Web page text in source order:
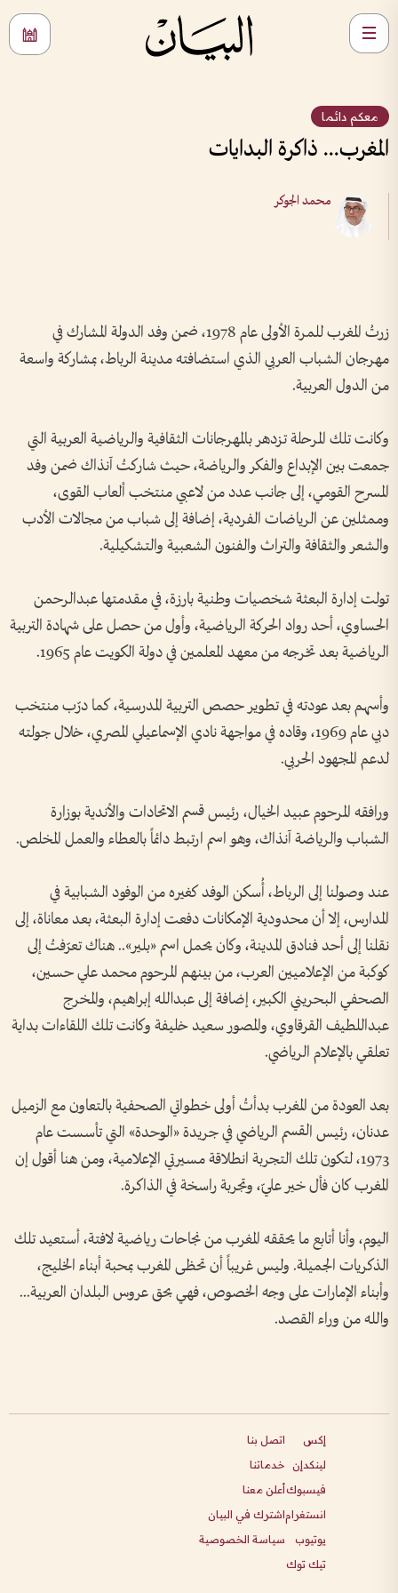
معكم دائما
المغرب... ذاكرة البدايات
محمد الجوكر
زرتُ المغرب للمرة الأولى عام 1978، ضمن وفد الدولة المشارك في
مهرجان الشباب العربي الذي استضافته مدينة الرباط، بمشاركة واسعة
من الدول العربية.
وكانت تلك المرحلة تزدهر بالمهرجانات الثقافية والرياضية العربية التي
جمعت بين الإبداع والفكر والرياضة، حيث شاركتُ آنذاك ضمن وفد
المسرح القومي، إلى جانب عدد من لاعبي منتخب ألعاب القوى،
وممثلين عن الرياضات الفردية، إضافة إلى شباب من مجالات الأدب
والشعر والثقافة والتراث والفنون الشعبية والتشكيلية.
تولت إدارة البعثة شخصيات وطنية بارزة، في مقدمتها عبدالرحمن
الحساوي، أحد رواد الحركة الرياضية، وأول من حصل على شهادة التربية
الرياضية بعد تخرجه من معهد المعلمين في دولة الكويت عام 1965.
وأسهم بعد عودته في تطوير حصص التربية المدرسية، كما درّب منتخب
دبي عام 1969، وقاده في مواجهة نادي الإسماعيلي المصري، خلال جولته
لدعم المجهود الحربي.
ورافقه المرحوم عبيد الخيال، رئيس قسم الاتحادات والأندية بوزارة
الشباب والرياضة آنذاك، وهو اسم ارتبط دائماً بالعطاء والعمل المخلص.
عند وصولنا إلى الرباط، أُسكن الوفد كغيره من الوفود الشبابية في
المدارس، إلا أن محدودية الإمكانات دفعت إدارة البعثة، بعد معاناة، إلى
نقلنا إلى أحد فنادق المدينة، وكان يحمل اسم «بلير».. هناك تعرّفتُ إلى
كوكبة من الإعلاميين العرب، من بينهم المرحوم محمد علي حسين،
الصحفي البحريني الكبير، إضافة إلى عبدالله إبراهيم، والمخرج
عبداللطيف القرقاوي، والمصور سعيد خليفة وكانت تلك اللقاءات بداية
تعلقي بالإعلام الرياضي.
بعد العودة من المغرب بدأتُ أولى خطواتي الصحفية بالتعاون مع الزميل
عدنان، رئيس القسم الرياضي في جريدة «الوحدة» التي تأسست عام
1973، لتكون تلك التجربة انطلاقة مسيرتي الإعلامية، ومن هنا أقول إن
المغرب كان فأل خير عليّ، وتجربة راسخة في الذاكرة.
اليوم، وأنا أتابع ما يحققه المغرب من نجاحات رياضية لافتة، أستعيد تلك
الذكريات الجميلة. وليس غريباً أن تحظى المغرب بمحبة أبناء الخليج،
وأبناء الإمارات على وجه الخصوص، فهي بحق عروس البلدان العربية...
والله من وراء القصد.
إكس
لينكدإن
فيسبوك
انستغرام
يوتيوب
تيك توك
اتصل بنا
خدماتنا
أعلن معنا
اشترك في البيان
سياسة الخصوصية